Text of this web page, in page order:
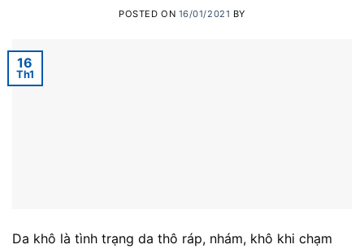
POSTED ON 16/01/2021 BY
16
Th1
Da khô là tình trạng da thô ráp, nhám, khô khi chạm